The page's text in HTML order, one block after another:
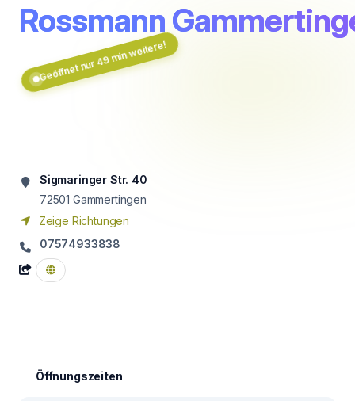
Rossmann
Geöffnet nur 49 min weitere!
Sigmaringer Str. 40
72501 Gammertingen
Zeige Richtungen
07574933838
Öffnungszeiten